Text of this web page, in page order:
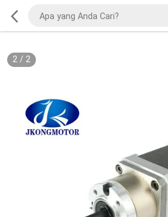
2/ 2